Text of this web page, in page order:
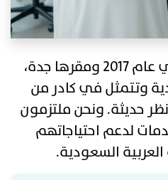
تأسست شركة Bee60 في عام 2017 ومقرها جدة،
وتتمثل في كادر من
حديثة. ونحن ملتزمون
لدعم احتياجاتهم
السعودية.